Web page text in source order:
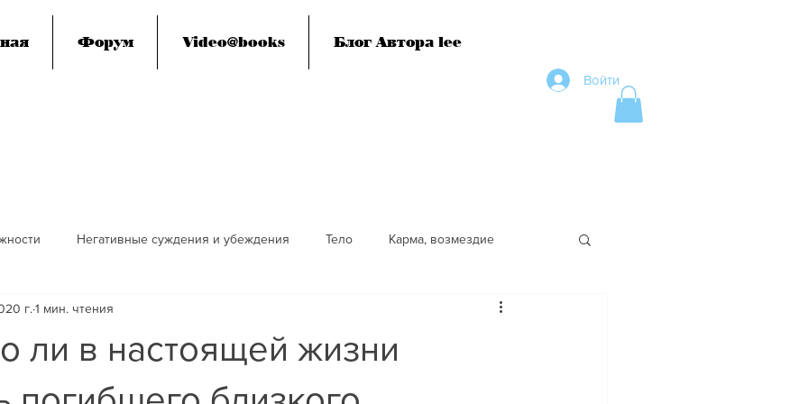
Форум Video@books Блог Автора lee
Войти
Негативные суждения и убеждения Тело Карма, возмездие
Просветление
Дети
ли в настоящей жизни
г. 1 мин. чтения